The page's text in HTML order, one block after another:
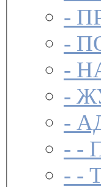
-
-
-
-
-
- -
- -